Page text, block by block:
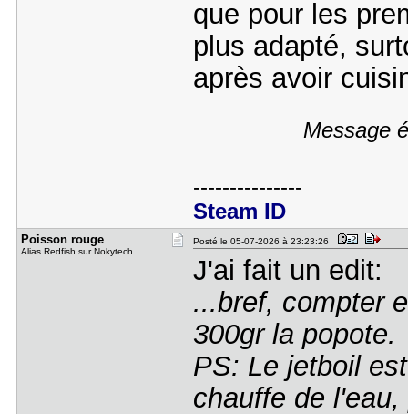
que pour les
plus adapté,
après avoir
Message
---------------
Steam ID
Poisson ro​uge
Alias Redfish sur Nokytech
Posté le 05-07-2026 à 23:23:26
J'ai fait un edit:
...bref, compter
300gr la popote.
PS: Le jetboil
chauffe de